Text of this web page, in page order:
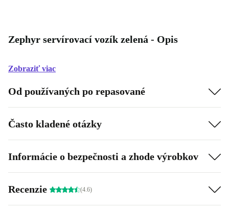
Zephyr servírovací vozík zelená - Opis
Zobraziť viac
Od používaných po repasované
Často kladené otázky
Informácie o bezpečnosti a zhode výrobkov
Recenzie (4.6)